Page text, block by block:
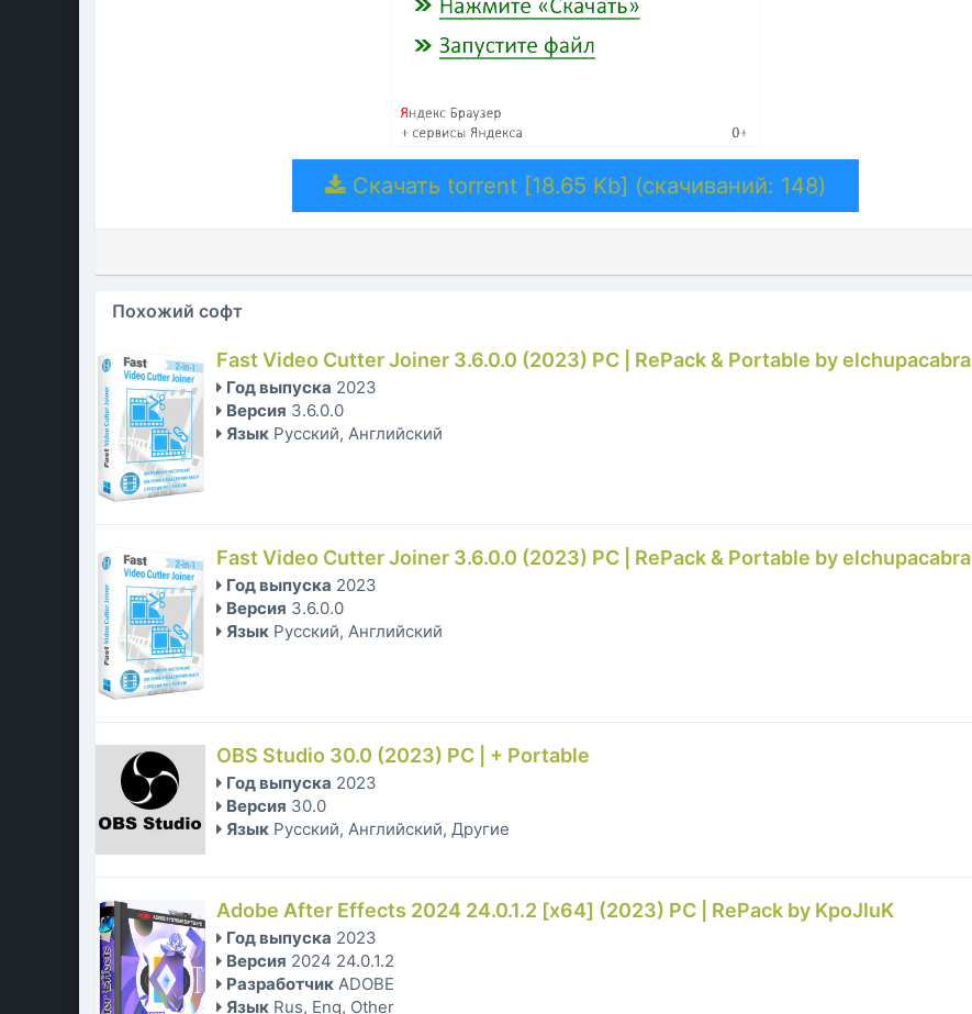
Скачать torrent [18.65 Kb] (cкачиваний: 148)
Похожий софт
Fast Video Cutter Joiner 3.6.0.0 (2023) PC | RePack & Portable by elchupacabra
Год выпуска 2023
Версия 3.6.0.0
Язык Русский, Английский
Fast Video Cutter Joiner 3.6.0.0 (2023) PC | RePack & Portable by elchupacabra
Год выпуска 2023
Версия 3.6.0.0
Язык Русский, Английский
OBS Studio 30.0 (2023) PC | + Portable
Год выпуска 2023
Версия 30.0
Язык Русский, Английский, Другие
Adobe After Effects 2024 24.0.1.2 [x64] (2023) PC | RePack by KpoJIuK
Год выпуска 2023
Версия 2024 24.0.1.2
Разработчик ADOBE
Язык Rus, Eng, Other